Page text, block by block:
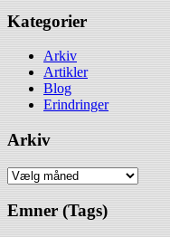
Kategorier
Arkiv
Artikler
Blog
Erindringer
Arkiv
Arkiv
Emner (Tags)